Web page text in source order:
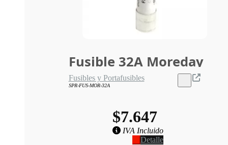
Fusible 32A Moreday
Fusibles y Portafusibles
SPR-FUS-MOR-32A
$7.647
IVA Incluido
Detalle